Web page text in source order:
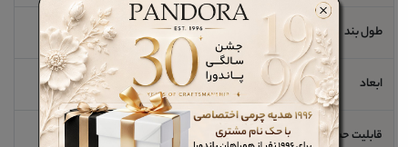
طول بند
ابعاد
قابلیت حمل لپ تاپ